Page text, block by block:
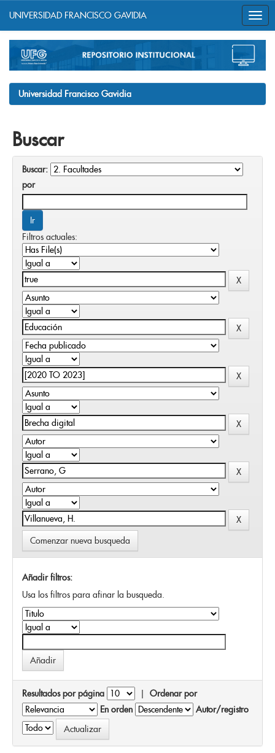
navigation
UNIVERSIDAD FRANCISCO GAVIDIA
Universidad Francisco Gavidia
Buscar
Buscar:
por
Filtros actuales:
Comenzar nueva busqueda
Añadir filtros:
Usa los filtros para afinar la busqueda.
Resultados por página | Ordenar por
En orden
Autor/registro